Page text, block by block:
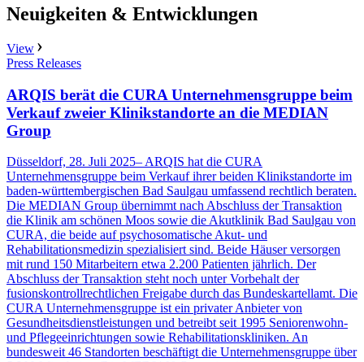
Neuigkeiten & Entwicklungen
View
Press Releases
ARQIS berät die CURA Unternehmensgruppe beim
Verkauf zweier Klinikstandorte an die MEDIAN
Group
Düsseldorf, 28. Juli 2025– ARQIS hat die CURA
Unternehmensgruppe beim Verkauf ihrer beiden Klinikstandorte im
baden-württembergischen Bad Saulgau umfassend rechtlich beraten.
Die MEDIAN Group übernimmt nach Abschluss der Transaktion
die Klinik am schönen Moos sowie die Akutklinik Bad Saulgau von
CURA, die beide auf psychosomatische Akut- und
Rehabilitationsmedizin spezialisiert sind. Beide Häuser versorgen
mit rund 150 Mitarbeitern etwa 2.200 Patienten jährlich. Der
Abschluss der Transaktion steht noch unter Vorbehalt der
fusionskontrollrechtlichen Freigabe durch das Bundeskartellamt. Die
CURA Unternehmensgruppe ist ein privater Anbieter von
Gesundheitsdienstleistungen und betreibt seit 1995 Seniorenwohn-
und Pflegeeinrichtungen sowie Rehabilitationskliniken. An
bundesweit 46 Standorten beschäftigt die Unternehmensgruppe über